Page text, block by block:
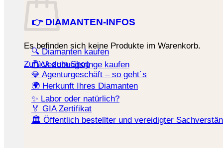
Es befinden sich keine Produkte im Warenkorb.
Zurück zum Shop
👉 DIAMANTEN-INFOS
🔍 Diamanten kaufen
💍 Verlobungsringe kaufen
💎 Agenturgeschäft – so geht´s
🌍 Herkunft Ihres Diamanten
✨ Labor oder natürlich?
🏅 GIA Zertifikat
🏛️ Öffentlich bestellter und vereidigter